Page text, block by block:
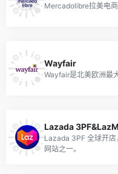
Mercadolibre拉美电
Wayfair
Wayfair是北美欧洲最
Lazada
Lazada 3PF 全球开
网站之一。